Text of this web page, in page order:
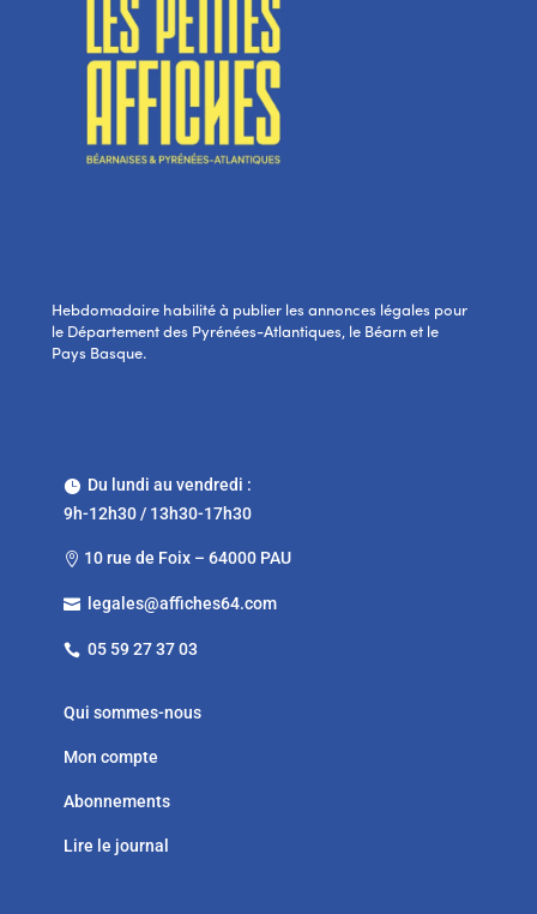
Hebdomadaire habilité à publier les annonces légales pour
le Département des Pyrénées-Atlantiques, le Béarn et le
Pays Basque.
Du lundi au vendredi :
9h-12h30 / 13h30-17h30
 10 rue de Foix – 64000 PAU
 legales@affiches64.com
 05 59 27 37 03
Qui sommes-nous
Mon compte
Abonnements
Lire le journal